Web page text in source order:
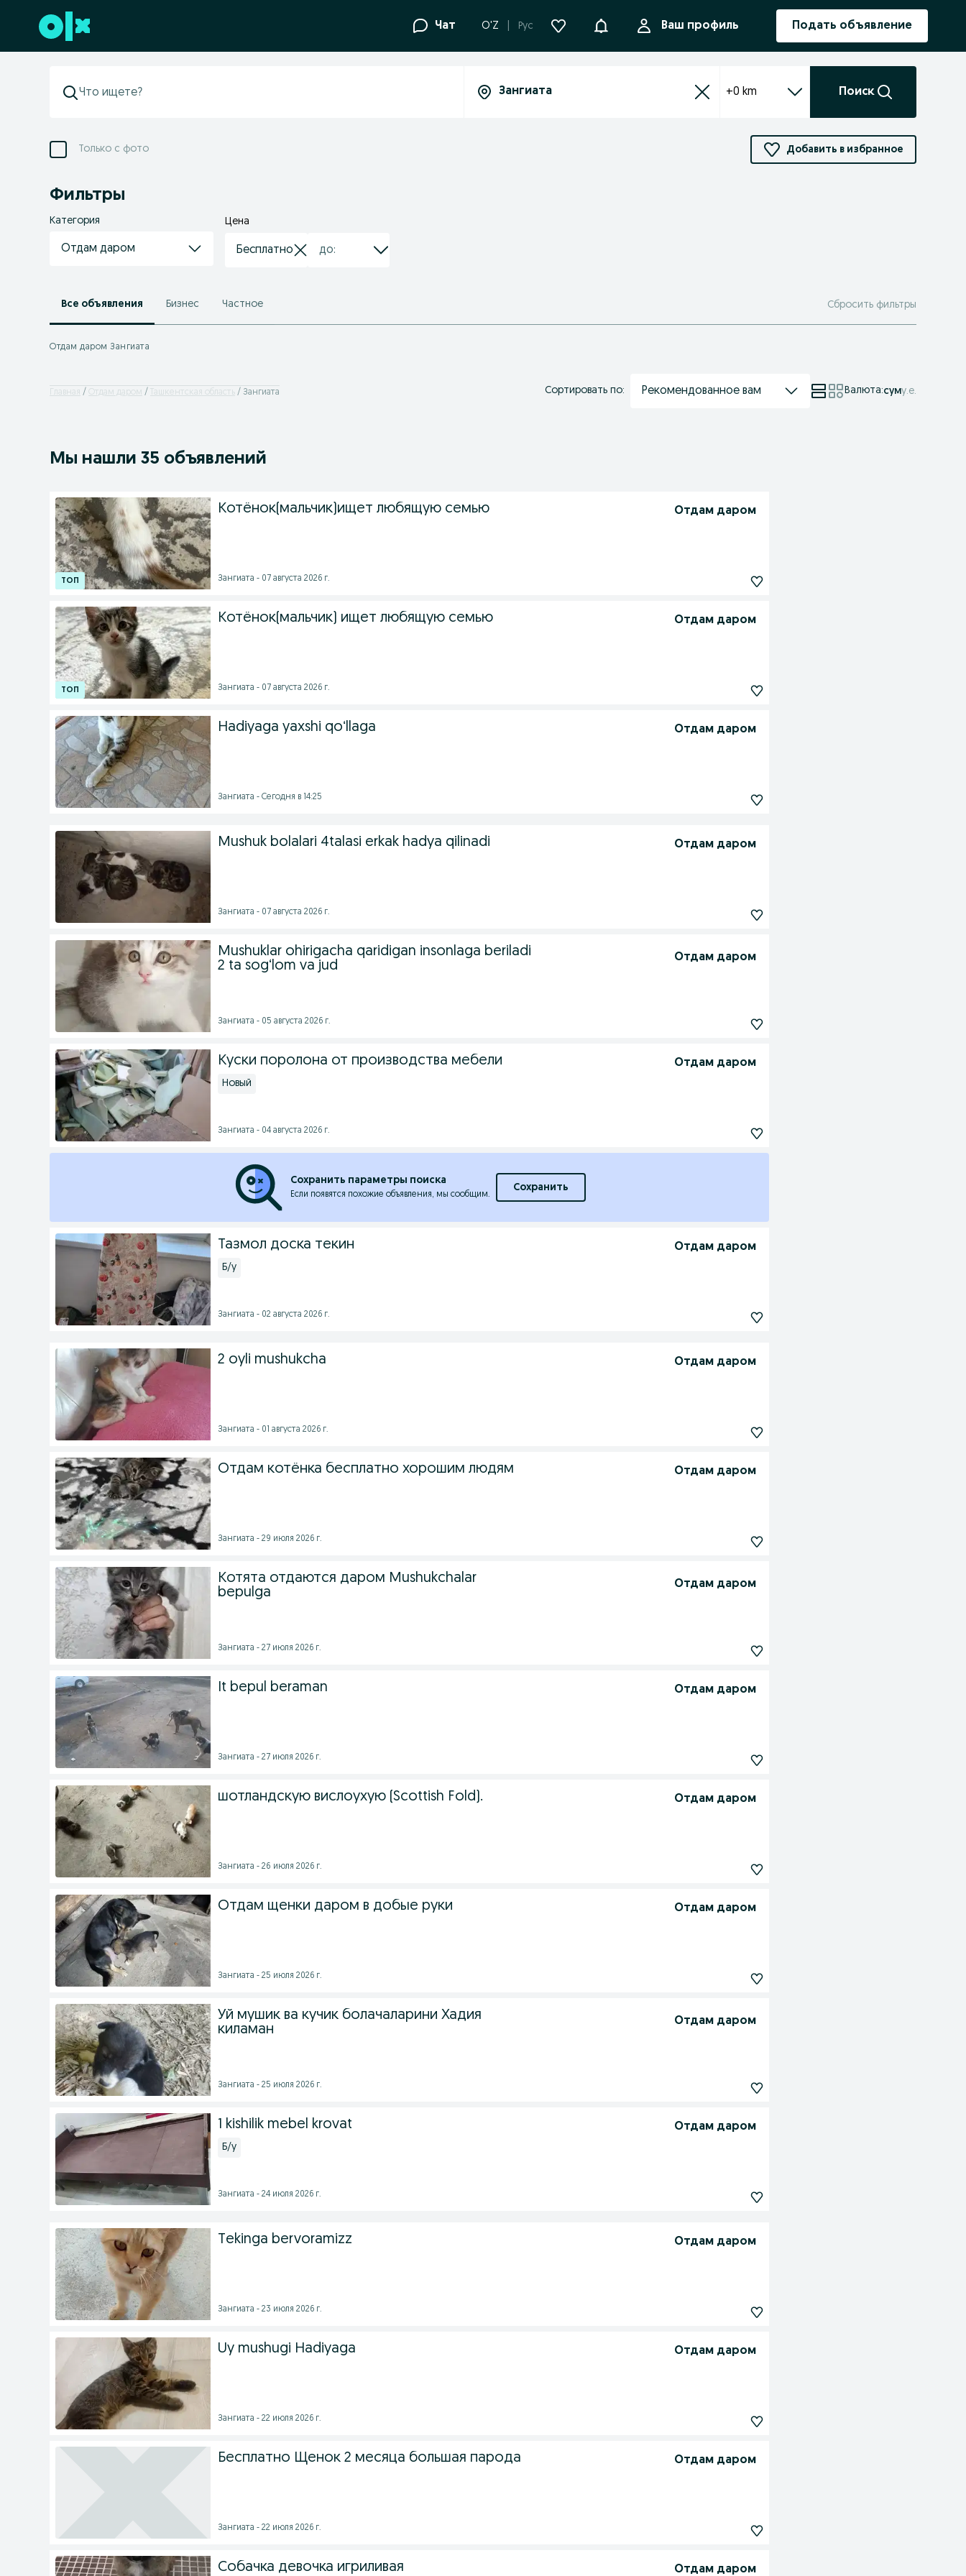
Перейти к нижнему колонтитулу Чат O'Z Рус УведомленияВаш профиль Подать объявление
+0 km Поиск
Только с фото Добавить в избранное
Фильтры
Категория
Отдам даром
Цена
Все объявления Бизнес Частное Сбросить фильтры
Отдам даром Зангиата
Главная Отдам даром Ташкентская область Зангиата Сортировать по: Рекомендованное вам Валюта:суму.е.
Мы нашли 35 объявлений
Котёнок(мальчик)ищет любящую семью Отдам даром
Зангиата - 07 августа 2026 г.
Котёнок(мальчик) ищет любящую семью Отдам даром
Зангиата - 07 августа 2026 г.
Hadiyaga yaxshi qoʻllaga Отдам даром
Зангиата - Сегодня в 14:25
Mushuk bolalari 4talasi erkak hadya qilinadi Отдам даром
Зангиата - 07 августа 2026 г.
Mushuklar ohirigacha qaridigan insonlaga beriladi
2 ta sog‘lom va jud
Отдам даром
Зангиата - 05 августа 2026 г.
Куски поролона от производства мебели Отдам даром
Новый
Зангиата - 04 августа 2026 г.
Сохранить параметры поиска
Если появятся похожие объявления, мы сообщим.
Сохранить
Тазмол доска текин Отдам даром
Б/у
Зангиата - 02 августа 2026 г.
2 oyli mushukcha Отдам даром
Зангиата - 01 августа 2026 г.
Отдам котёнка бесплатно хорошим людям Отдам даром
Зангиата - 29 июля 2026 г.
Котята отдаются даром Mushukchalar
bepulga
Отдам даром
Зангиата - 27 июля 2026 г.
It bepul beraman Отдам даром
Зангиата - 27 июля 2026 г.
шотландскую вислоухую (Scottish Fold). Отдам даром
Зангиата - 26 июля 2026 г.
Отдам щенки даром в добые руки Отдам даром
Зангиата - 25 июля 2026 г.
Уй мушик ва кучик болачаларини Хадия
киламан
Отдам даром
Зангиата - 25 июля 2026 г.
1 kishilik mebel krovat Отдам даром
Б/у
Зангиата - 24 июля 2026 г.
Tekinga bervoramizz Отдам даром
Зангиата - 23 июля 2026 г.
Uy mushugi Hadiyaga Отдам даром
Зангиата - 22 июля 2026 г.
Бесплатно Щенок 2 месяца большая парода Отдам даром
Зангиата - 22 июля 2026 г.
Собачка девочка игриливая Отдам даром